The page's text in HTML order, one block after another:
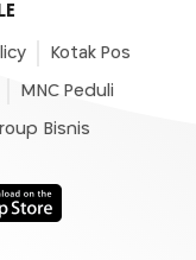
Kotak Pos
MNC Peduli
Bisnis